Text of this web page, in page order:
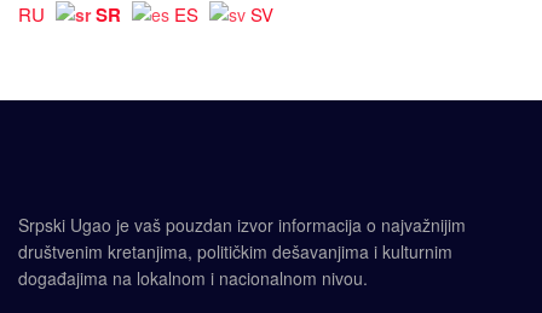
RU
SR ES SV
Srpski Ugao je vaš pouzdan izvor informacija o najvažnijim
društvenim kretanjima, političkim dešavanjima i kulturnim
događajima na lokalnom i nacionalnom nivou.